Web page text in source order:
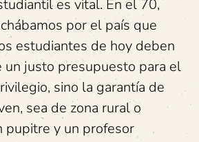
es vital. En el 70,
por el país que
estudiantes de hoy deben
un justo presupuesto para el
sino la garantía de
sea de zona rural o
pupitre y un profesor